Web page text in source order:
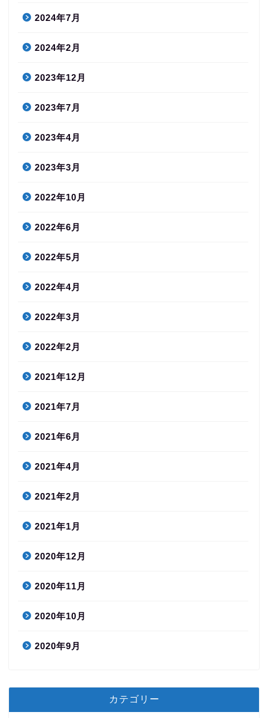
2024年7月
2024年2月
2023年12月
2023年7月
2023年4月
2023年3月
2022年10月
2022年6月
2022年5月
2022年4月
2022年3月
2022年2月
2021年12月
2021年7月
2021年6月
2021年4月
2021年2月
2021年1月
2020年12月
2020年11月
2020年10月
2020年9月
カテゴリー